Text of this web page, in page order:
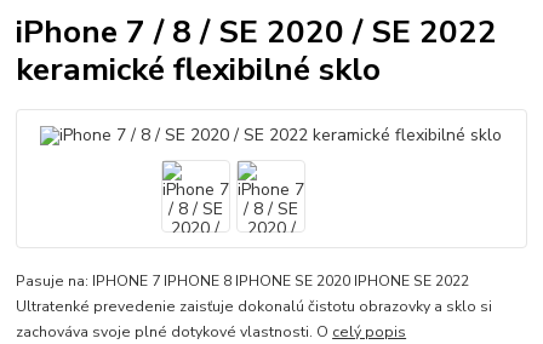
iPhone 7 / 8 / SE 2020 / SE 2022
keramické flexibilné sklo
Pasuje na: IPHONE 7 IPHONE 8 IPHONE SE 2020 IPHONE SE 2022
Ultratenké prevedenie zaisťuje dokonalú čistotu obrazovky a sklo si
zachováva svoje plné dotykové vlastnosti. O celý popis